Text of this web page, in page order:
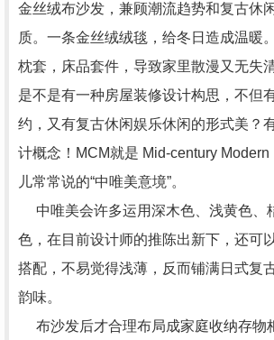
金丝绒布沙发，兼顾潮流趋势和复古休
质。一条金丝绒绒毯，给冬日造成温暖
枕套，床品套件，导致家里散漫又无失
是不是有一种房屋装修设计构思，不但
约，又有复古休闲娱乐休闲的形式美？
计概念！MCM就是 Mid-century
儿常常说的“中唯美意境”。
中唯美会许多运用深木色、浅黄色、
色，在目前设计师的推陈出新下，还可
搭配，不易觉得浅薄，反而铺满日式复
韵味。
布沙发后才合理布局成家庭收纳存物